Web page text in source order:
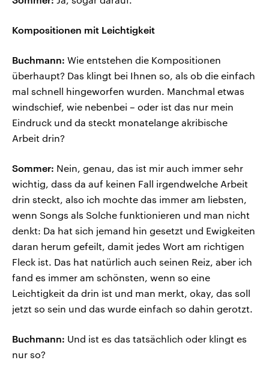
Kompositionen mit Leichtigkeit
Buchmann: Wie entstehen die Kompositionen
überhaupt? Das klingt bei Ihnen so, als ob die einfach
mal schnell hingeworfen wurden. Manchmal etwas
windschief, wie nebenbei – oder ist das nur mein
Eindruck und da steckt monatelange akribische
Arbeit drin?
Sommer: Nein, genau, das ist mir auch immer sehr
wichtig, dass da auf keinen Fall irgendwelche Arbeit
drin steckt, also ich mochte das immer am liebsten,
wenn Songs als Solche funktionieren und man nicht
denkt: Da hat sich jemand hin gesetzt und Ewigkeiten
daran herum gefeilt, damit jedes Wort am richtigen
Fleck ist. Das hat natürlich auch seinen Reiz, aber ich
fand es immer am schönsten, wenn so eine
Leichtigkeit da drin ist und man merkt, okay, das soll
jetzt so sein und das wurde einfach so dahin gerotzt.
Buchmann: Und ist es das tatsächlich oder klingt es
nur so?